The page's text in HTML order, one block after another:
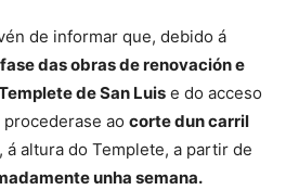
de informar que, debido á
das obras de renovación e
de San Luis e do acceso
ao corte dun carril
, á altura do Templete, a partir de
unha semana.